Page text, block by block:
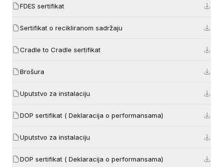
FDES sertifikat
Sertifikat o recikliranom sadržaju
Cradle to Cradle sertifikat
Brošura
Uputstvo za instalaciju
DOP sertifikat ( Deklaracija o performansama)
Uputstvo za instalaciju
DOP sertifikat ( Deklaracija o performansama)